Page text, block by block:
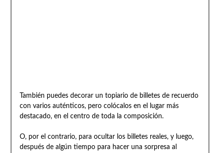
También puedes decorar un topiario de billetes de recuerdo
con varios auténticos, pero colócalos en el lugar más
destacado, en el centro de toda la composición.
O, por el contrario, para ocultar los billetes reales, y luego,
después de algún tiempo para hacer una sorpresa al